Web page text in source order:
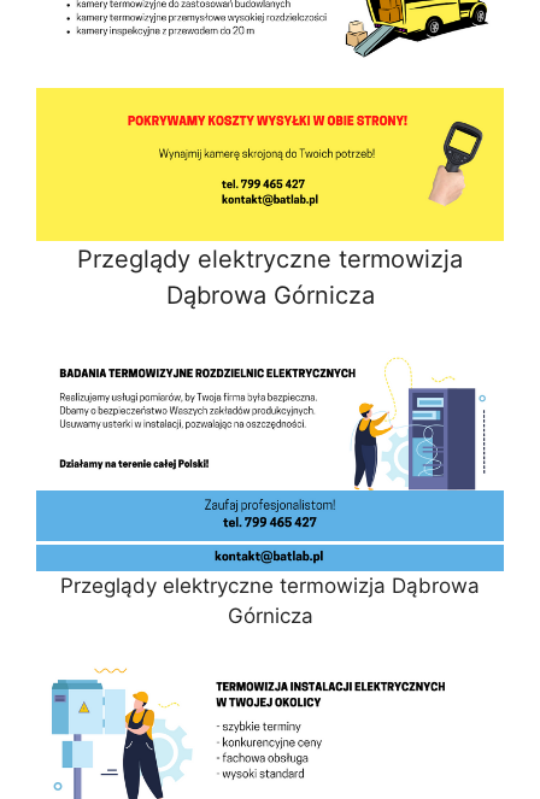
Przeglądy elektryczne termowizja
Dąbrowa Górnicza
Przeglądy elektryczne termowizja Dąbrowa
Górnicza